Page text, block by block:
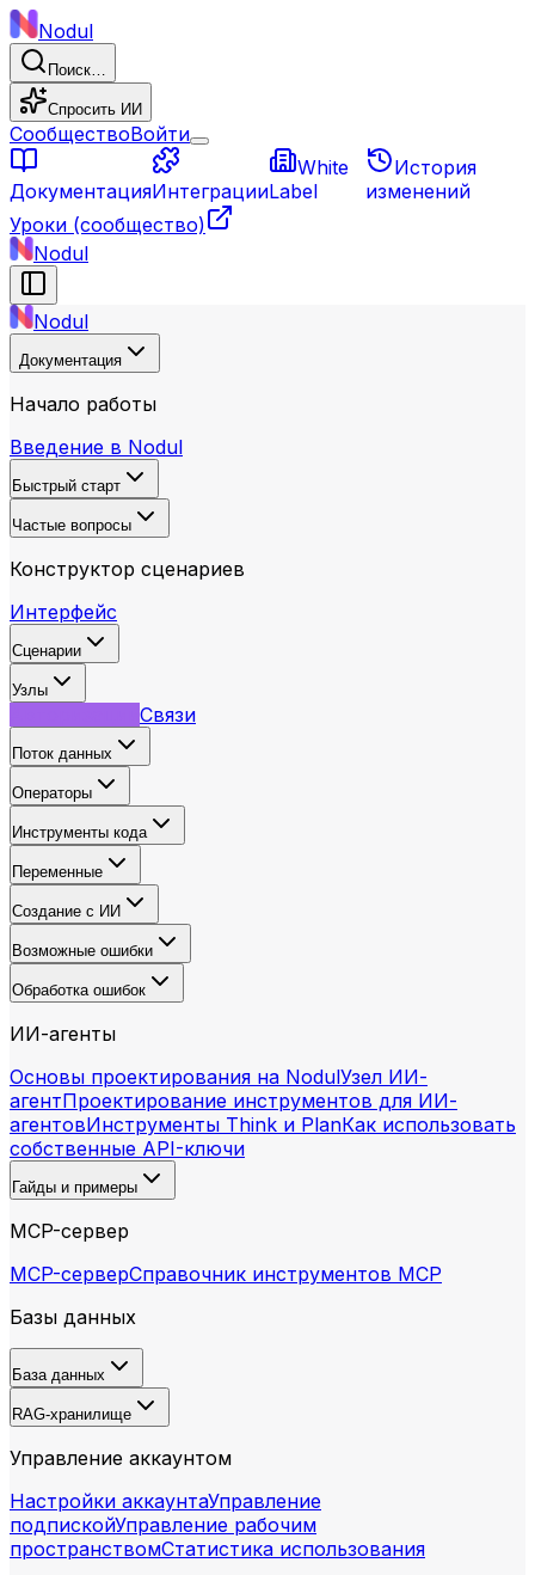
Nodul
Поиск…
Спросить ИИ
СообществоВойти
ДокументацияИнтеграции
White
Label
История
изменений
Уроки (сообщество)
Nodul
Nodul
Документация
Начало работы
Введение в Nodul
Быстрый старт
Частые вопросы
Конструктор сценариев
Интерфейс
Сценарии
Узлы
Связи
Поток данных
Операторы
Инструменты кода
Переменные
Создание с ИИ
Возможные ошибки
Обработка ошибок
ИИ-агенты
Основы проектирования на NodulУзел ИИ-
агентПроектирование инструментов для ИИ-
агентовИнструменты Think и PlanКак использовать
собственные API-ключи
Гайды и примеры
MCP-сервер
MCP-серверСправочник инструментов MCP
Базы данных
База данных
RAG-хранилище
Управление аккаунтом
Настройки аккаунтаУправление
подпискойУправление рабочим
пространствомСтатистика использования